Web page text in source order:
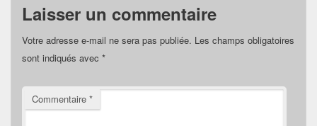
Laisser un commentaire
Votre adresse e-mail ne sera pas publiée. Les champs obligatoires
sont indiqués avec *
Commentaire *